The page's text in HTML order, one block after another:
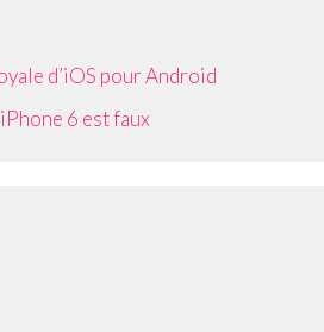
d’iOS pour Android
6 est faux